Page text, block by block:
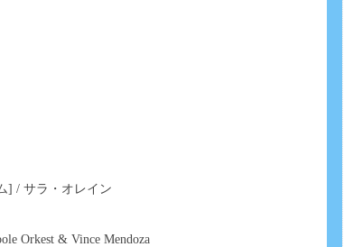
] / サラ・オレイン
Orkest & Vince Mendoza